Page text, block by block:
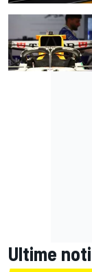
Ultime